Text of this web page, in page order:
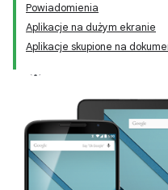
Powiadomienia
Aplikacje na dużym ekranie
Aplikacje skupione na